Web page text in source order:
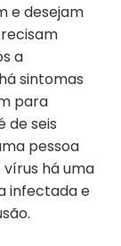
e desejam
a
sintomas
para
de seis
pessoa
há uma
infectada e